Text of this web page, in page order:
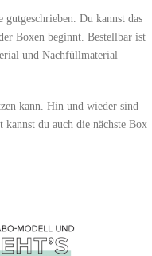
Du kannst das
Boxen beginnt. Bestellbar ist
und Nachfüllmaterial
kann. Hin und wieder sind
du auch die nächste Box